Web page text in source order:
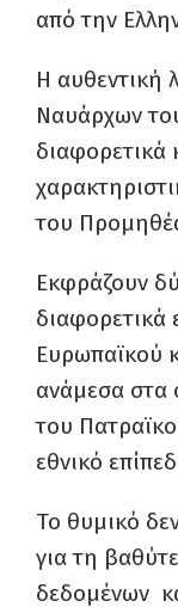
από την
Η αυθεντική
Ναυάρχων
διαφορετικά
του
Εκφράζουν
διαφορετικά
Ευρωπαϊκού
ανάμεσα στα
του
εθνικό
Το θυμικό
για τη
δεδομένων